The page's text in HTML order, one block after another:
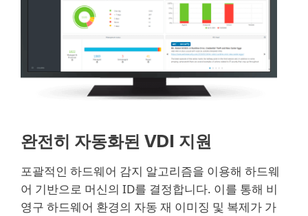
완전히 자동화된 VDI 지원
포괄적인 하드웨어 감지 알고리즘을 이용해 하드웨
어 기반으로 머신의 ID를 결정합니다. 이를 통해 비
영구 하드웨어 환경의 자동 재 이미징 및 복제가 가